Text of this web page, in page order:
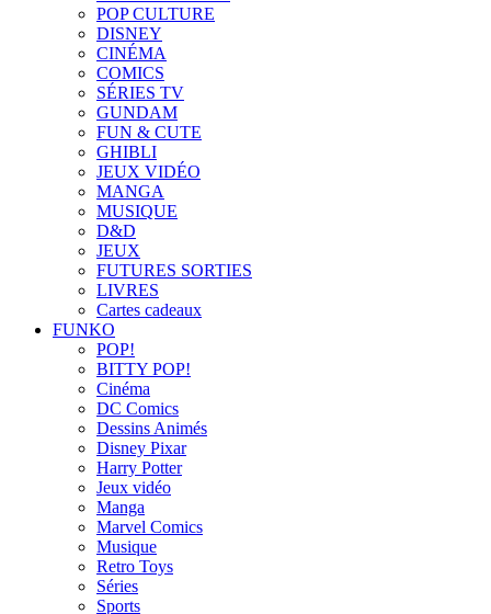
POP CULTURE
DISNEY
CINÉMA
COMICS
SÉRIES TV
GUNDAM
FUN & CUTE
GHIBLI
JEUX VIDÉO
MANGA
MUSIQUE
D&D
JEUX
FUTURES SORTIES
LIVRES
Cartes cadeaux
FUNKO
POP!
BITTY POP!
Cinéma
DC Comics
Dessins Animés
Disney Pixar
Harry Potter
Jeux vidéo
Manga
Marvel Comics
Musique
Retro Toys
Séries
Sports